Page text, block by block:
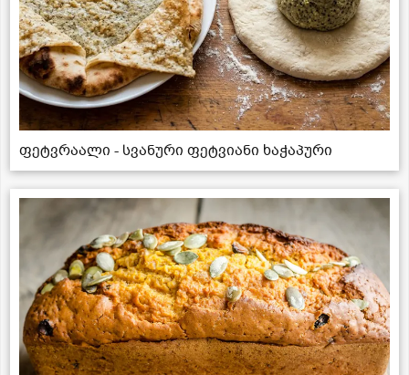
ფეტვრაალი - სვანური ფეტვიანი ხაჭაპური